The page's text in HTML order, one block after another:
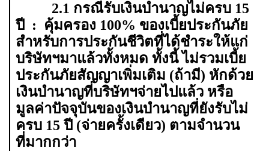
2.1 กรณีรับเงินบำนาญไม่ครบ 15
ปี : คุ้มครอง 100% ของเบี้ยประกันภัย
สำหรับการประกันชีวิตที่ได้ชำระให้แก่
บริษัทฯมาแล้วทั้งหมด ทั้งนี้ ไม่รวมเบี้ย
ประกันภัยสัญญาเพิ่มเติม (ถ้ามี) หักด้วย
เงินบำนาญที่บริษัทฯจ่ายไปแล้ว หรือ
มูลค่าปัจจุบันของเงินบำนาญที่ยังรับไม่
ครบ 15 ปี (จ่ายครั้งเดียว) ตามจำนวน
ที่มากกว่า